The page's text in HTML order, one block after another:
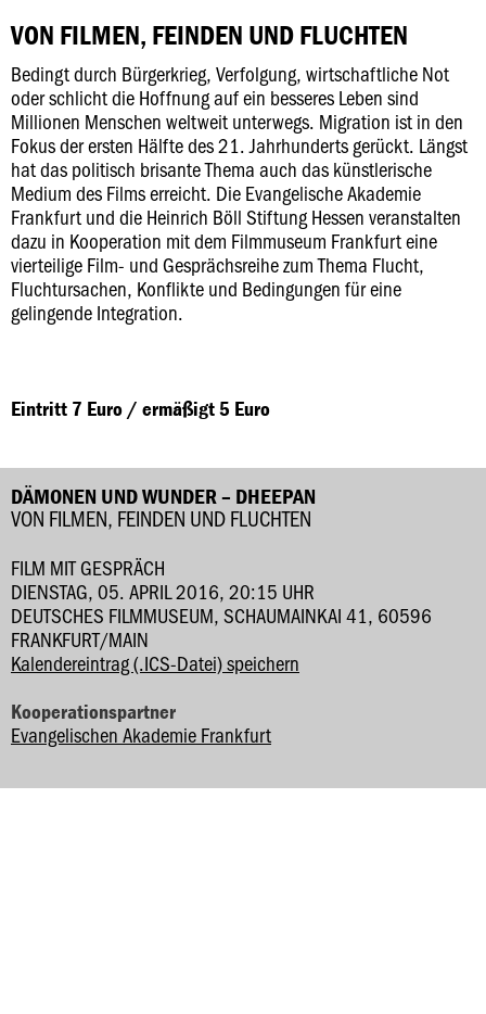
VON FILMEN, FEINDEN UND FLUCHTEN
Bedingt durch Bürgerkrieg, Verfolgung, wirtschaftliche Not
oder schlicht die Hoffnung auf ein besseres Leben sind
Millionen Menschen weltweit unterwegs. Migration ist in den
Fokus der ersten Hälfte des 21. Jahrhunderts gerückt. Längst
hat das politisch brisante Thema auch das künstlerische
Medium des Films erreicht. Die Evangelische Akademie
Frankfurt und die Heinrich Böll Stiftung Hessen veranstalten
dazu in Kooperation mit dem Filmmuseum Frankfurt eine
vierteilige Film- und Gesprächsreihe zum Thema Flucht,
Fluchtursachen, Konflikte und Bedingungen für eine
gelingende Integration.
Eintritt 7 Euro / ermäßigt 5 Euro
DÄMONEN UND WUNDER – DHEEPAN
VON FILMEN, FEINDEN UND FLUCHTEN
FILM MIT GESPRÄCH
DIENSTAG, 05. APRIL 2016, 20:15 UHR
DEUTSCHES FILMMUSEUM, SCHAUMAINKAI 41, 60596
FRANKFURT/MAIN
Kalendereintrag (.ICS-Datei) speichern
Kooperationspartner
Evangelischen Akademie Frankfurt